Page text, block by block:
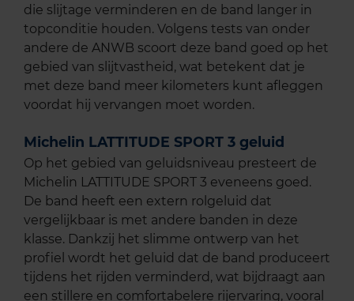
die slijtage verminderen en de band langer in
topconditie houden. Volgens tests van onder
andere de ANWB scoort deze band goed op het
gebied van slijtvastheid, wat betekent dat je
met deze band meer kilometers kunt afleggen
voordat hij vervangen moet worden.
Michelin LATTITUDE SPORT 3 geluid
Op het gebied van geluidsniveau presteert de
Michelin LATTITUDE SPORT 3 eveneens goed.
De band heeft een extern rolgeluid dat
vergelijkbaar is met andere banden in deze
klasse. Dankzij het slimme ontwerp van het
profiel wordt het geluid dat de band produceert
tijdens het rijden verminderd, wat bijdraagt aan
een stillere en comfortabelere rijervaring, vooral